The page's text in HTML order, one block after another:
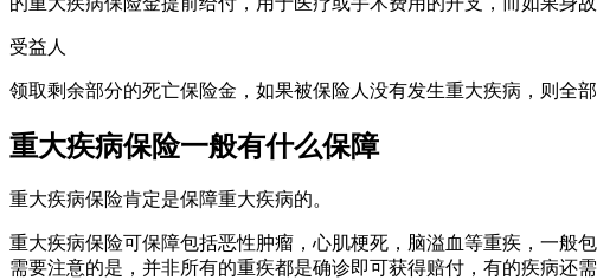
受益人
领取剩余部分的死亡保险金，如果被保险人没有发生重大疾病，则全
重大疾病保险一般有什么保障
重大疾病保险肯定是保障重大疾病的。
重大疾病保险可保障包括恶性肿瘤，心肌梗死，脑溢血等重疾，一般
需要注意的是，并非所有的重疾都是确诊即可获得赔付，有的疾病还